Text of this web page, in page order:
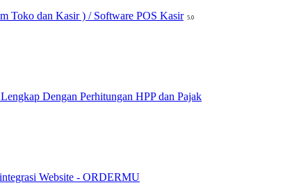
Toko dan Kasir ) / Software POS Kasir 5.0
Dengan Perhitungan HPP dan Pajak
Website - ORDERMU